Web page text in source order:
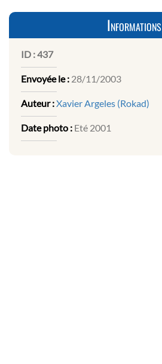
Informations
ID :437
Envoyée le : 28/11/2003
Auteur :Xavier Argeles (Rokad)
Date photo : Eté 2001